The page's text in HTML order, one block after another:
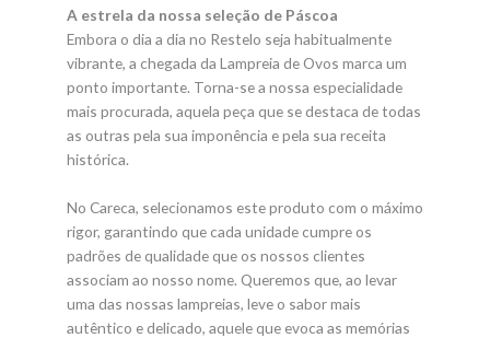
A estrela da nossa seleção de Páscoa
Embora o dia a dia no Restelo seja habitualmente
vibrante, a chegada da Lampreia de Ovos marca um
ponto importante. Torna-se a nossa especialidade
mais procurada, aquela peça que se destaca de todas
as outras pela sua imponência e pela sua receita
histórica.
No Careca, selecionamos este produto com o máximo
rigor, garantindo que cada unidade cumpre os
padrões de qualidade que os nossos clientes
associam ao nosso nome. Queremos que, ao levar
uma das nossas lampreias, leve o sabor mais
autêntico e delicado, aquele que evoca as memórias